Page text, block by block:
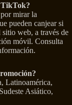
TikTok?
mirar la
pueden canjear si
sitio web, a través de
móvil. Consulta
Latinoamérica,
Asiático,